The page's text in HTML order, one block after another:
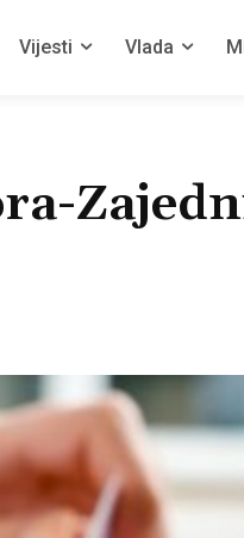
Vijesti Vlada